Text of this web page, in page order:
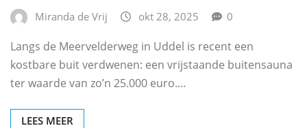
Miranda de Vrij okt 28, 2025 0
Langs de Meervelderweg in Uddel is recent een
kostbare buit verdwenen: een vrijstaande buitensauna
ter waarde van zo’n 25.000 euro.…
LEES MEER